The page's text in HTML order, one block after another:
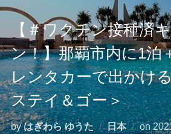
ス
ッ
プ
【＃ワクチン接種済
ン！】那覇市内に1泊
レンタカーで出かけ
ステイ＆ゴー＞
byはぎわら ゆうた 日本 on 投